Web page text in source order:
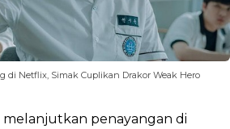
di Netflix, Simak Cuplikan Drakor Weak Hero
penayangan di